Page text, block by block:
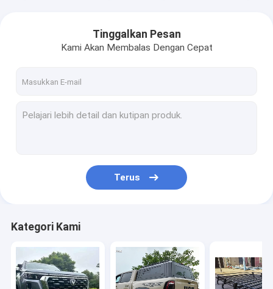
Tinggalkan Pesan
Kami Akan Membalas Dengan Cepat
Terus
Kategori Kami